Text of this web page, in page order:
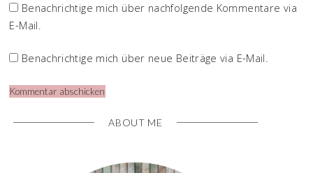
Benachrichtige mich über nachfolgende Kommentare via
E-Mail.
Benachrichtige mich über neue Beiträge via E-Mail.
ABOUT ME